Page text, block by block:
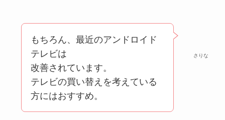
さりな
もちろん、最近のアンドロイド
テレビは
改善されています。
テレビの買い替えを考えている
方にはおすすめ。